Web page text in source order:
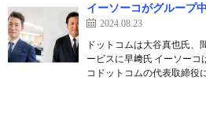
イーソーコがグループ
2024.08.23
ドットコムは大谷真也氏、
ービスに早﨑氏 イーソー
コドットコムの代表取締役